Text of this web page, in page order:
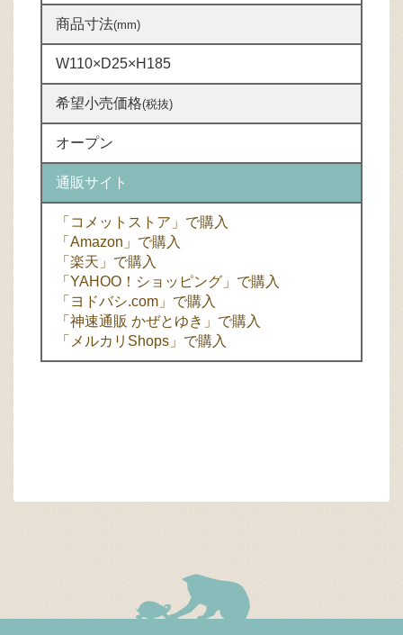
商品寸法(mm)
W110×D25×H185
希望小売価格(税抜)
オープン
通販サイト
「コメットストア」で購入
「Amazon」で購入
「楽天」で購入
「YAHOO！ショッピング」で購入
「ヨドバシ.com」で購入
「神速通販 かぜとゆき」で購入
「メルカリShops」で購入